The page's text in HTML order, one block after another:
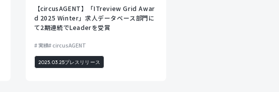
【circusAGENT】「ITreview Grid Awar
d 2025 Winter」求人データベース部門に
て2期連続でLeaderを受賞
実績 circusAGENT
2025.03.25プレスリリース